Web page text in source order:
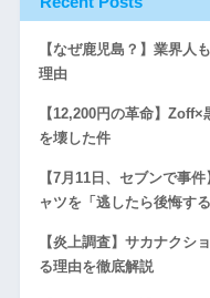
【なぜ鹿児島？】業界人
理由
【12,200円の革命】Zoff×
を壊した件
【7月11日、セブンで事
ャツを「逃したら後悔す
【炎上調査】サカナクシ
る理由を徹底解説